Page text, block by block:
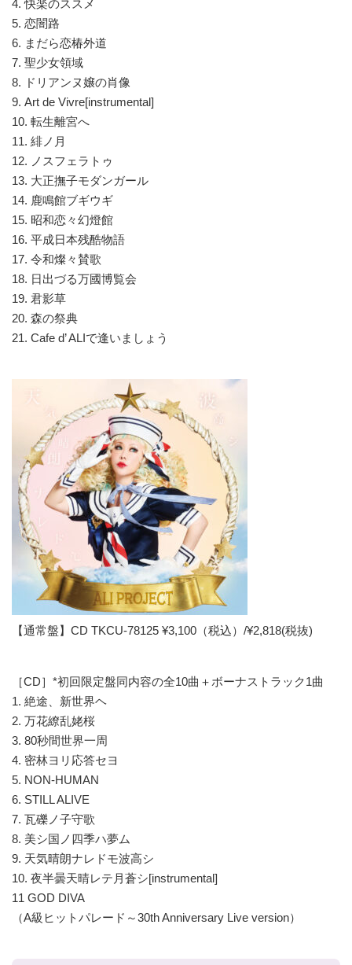
4. 快楽のススメ
5. 恋闇路
6. まだら恋椿外道
7. 聖少女領域
8. ドリアンヌ嬢の肖像
9. Art de Vivre[instrumental]
10. 転生離宮へ
11. 緋ノ月
12. ノスフェラトゥ
13. 大正撫子モダンガール
14. 鹿鳴館ブギウギ
15. 昭和恋々幻燈館
16. 平成日本残酷物語
17. 令和燦々賛歌
18. 日出づる万國博覧会
19. 君影草
20. 森の祭典
21. Cafe d’ ALIで逢いましょう
【通常盤】CD TKCU-78125 ¥3,100（税込）/¥2,818(税抜)
［CD］*初回限定盤同内容の全10曲＋ボーナストラック1曲
1. 絶途、新世界ヘ
2. 万花繚乱姥桜
3. 80秒間世界一周
4. 密林ヨリ応答セヨ
5. NON-HUMAN
6. STILL ALIVE
7. 瓦礫ノ子守歌
8. 美シ国ノ四季ハ夢ム
9. 天気晴朗ナレドモ波高シ
10. 夜半曇天晴レテ月蒼シ[instrumental]
11 GOD DIVA
（A級ヒットパレード～30th Anniversary Live version）